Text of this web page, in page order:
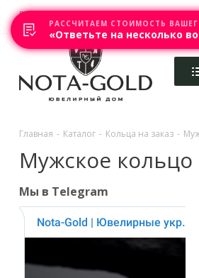
Главная Акции Каталоги
Главная - Каталог - Кольца на заказ -
Мужское кольцо
Мы в Telegram
РАССЧИТАЕМ СТОИМОСТЬ
«Ответьте на несколько